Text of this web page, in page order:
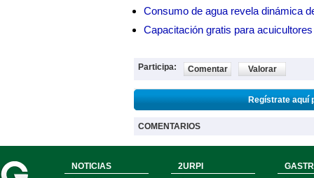
Consumo de agua revela dinámica
Capacitación gratis para
Participa: Comentar Valorar
Regístrate aquí
COMENTARIOS
NOTICIAS
2URPI